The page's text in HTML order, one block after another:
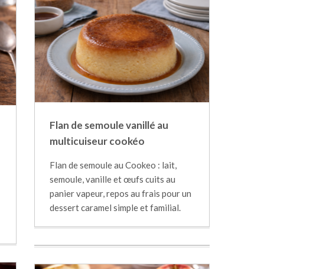
Flan de semoule vanillé au
multicuiseur cookéo
Flan de semoule au Cookeo : lait,
semoule, vanille et œufs cuits au
panier vapeur, repos au frais pour un
dessert caramel simple et familial.